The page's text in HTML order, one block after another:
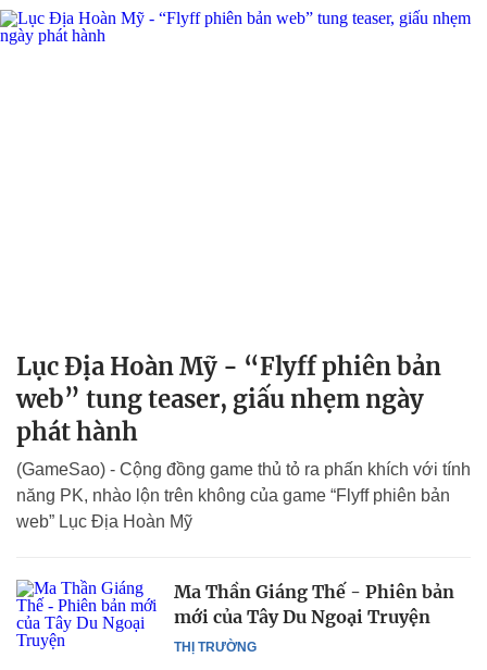
Lục Địa Hoàn Mỹ - “Flyff phiên bản
web” tung teaser, giấu nhẹm ngày
phát hành
(GameSao) - Cộng đồng game thủ tỏ ra phấn khích với tính
năng PK, nhào lộn trên không của game “Flyff phiên bản
web” Lục Địa Hoàn Mỹ
THỊ TRƯỜNG
Ma Thần Giáng Thế - Phiên bản
mới của Tây Du Ngoại Truyện